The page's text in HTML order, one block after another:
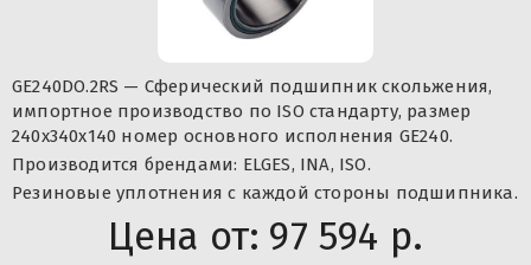
GE240DO.2RS — Сферический подшипник скольжения,
импортное производство по ISO стандарту, размер
240x340x140 номер основного исполнения GE240.
Производится брендами: ELGES, INA, ISO.
Резиновые уплотнения с каждой стороны подшипника.
Цена от: 97 594 р.